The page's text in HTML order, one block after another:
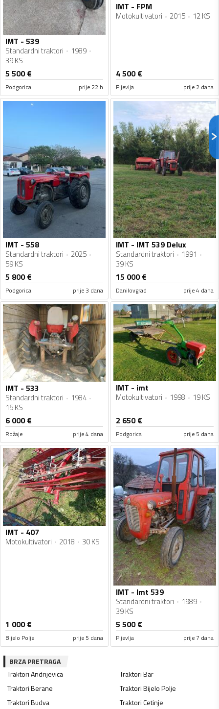
IMT - 539
Standardni traktori
1989
39 KS
5 500€
Podgorica prije 22 h
IMT - FPM
Motokultivatori 2015 12 KS
4 500€
Pljevlja prije 2 dana
IMT - 558
Standardni traktori
2025
59 KS
5 800€
Podgorica prije 3 dana
IMT - IMT 539 Delux
Standardni traktori
1991
39 KS
15 000€
Danilovgrad prije 4 dana
IMT - 533
Standardni traktori
1984
15 KS
6 000€
Rožaje prije 4 dana
IMT - imt
Motokultivatori 1998 19 KS
2 650€
Podgorica prije 5 dana
IMT - 407
Motokultivatori 2018 30 KS
1 000€
Bijelo Polje prije 5 dana
IMT - Imt 539
Standardni traktori
1989
39 KS
5 500€
Pljevlja prije 7 dana
BRZA PRETRAGA
TraktoriAndrijevica TraktoriBar
TraktoriBerane TraktoriBijelo Polje
TraktoriBudva TraktoriCetinje